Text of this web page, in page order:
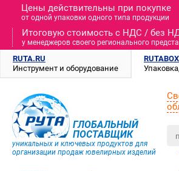
Цены действительны при покупке
от одной упаковки одного типа продукции
Итоговую стоимость c НДС / без
у менеджеров своего регионального
RUTA.RU
Инструмент и оборудование
ГЛОБАЛЬНЫЙ
ПОСТАВЩИК
уникальных и ключевых продуктов для
организации продаж ювелирных изделий